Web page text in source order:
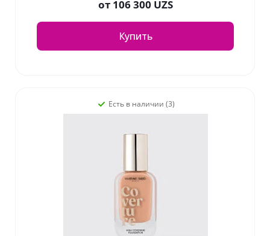
от 106 300 UZS
Купить
Есть в наличии (3)